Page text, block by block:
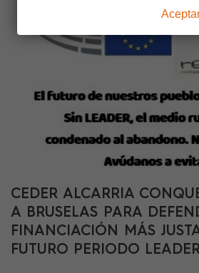
CEDER ALCARRIA
A BRUSELAS PARA
FINANCIACIÓN MÁS
FUTURO PERIODO